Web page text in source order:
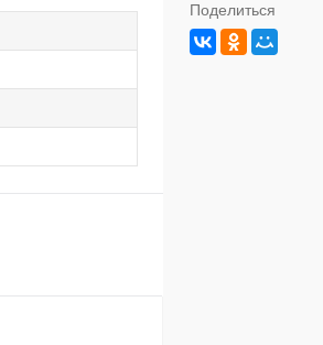
Поделиться